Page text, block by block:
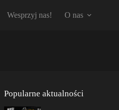
Wesprzyj nas! O nas
Popularne aktualności